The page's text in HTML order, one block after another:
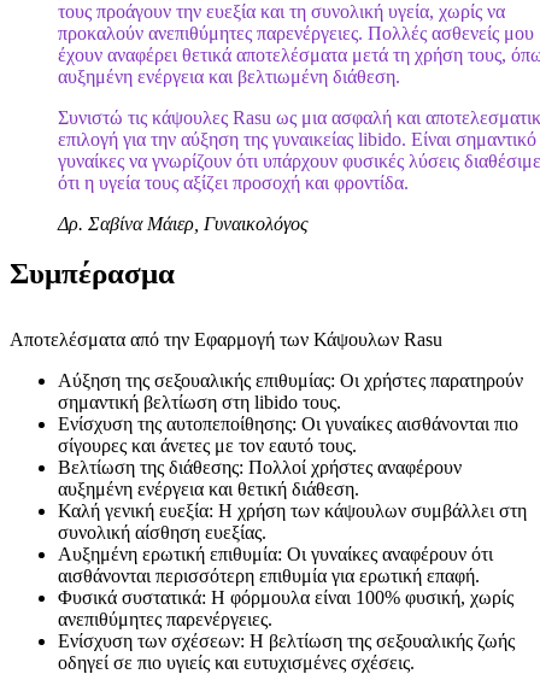
τους προάγουν την ευεξία και τη συνολική υγεία, χωρίς να
προκαλούν ανεπιθύμητες παρενέργειες. Πολλές ασθενείς μου
έχουν αναφέρει θετικά αποτελέσματα μετά τη χρήση τους,
αυξημένη ενέργεια και βελτιωμένη διάθεση.
Συνιστώ τις κάψουλες Rasu ως μια ασφαλή και
επιλογή για την αύξηση της γυναικείας libido. Είναι σημαντικό
γυναίκες να γνωρίζουν ότι υπάρχουν φυσικές λύσεις
ότι η υγεία τους αξίζει προσοχή και φροντίδα.
Δρ. Σαβίνα Μάιερ, Γυναικολόγος
Συμπέρασμα
Αποτελέσματα από την Εφαρμογή των Κάψουλων Rasu
Αύξηση της σεξουαλικής επιθυμίας: Οι χρήστες παρατηρούν
σημαντική βελτίωση στη libido τους.
Ενίσχυση της αυτοπεποίθησης: Οι γυναίκες αισθάνονται πιο
σίγουρες και άνετες με τον εαυτό τους.
Βελτίωση της διάθεσης: Πολλοί χρήστες αναφέρουν
αυξημένη ενέργεια και θετική διάθεση.
Καλή γενική ευεξία: Η χρήση των κάψουλων συμβάλλει στη
συνολική αίσθηση ευεξίας.
Αυξημένη ερωτική επιθυμία: Οι γυναίκες αναφέρουν ότι
αισθάνονται περισσότερη επιθυμία για ερωτική επαφή.
Φυσικά συστατικά: Η φόρμουλα είναι 100% φυσική, χωρίς
ανεπιθύμητες παρενέργειες.
Ενίσχυση των σχέσεων: Η βελτίωση της σεξουαλικής ζωής
οδηγεί σε πιο υγιείς και ευτυχισμένες σχέσεις.